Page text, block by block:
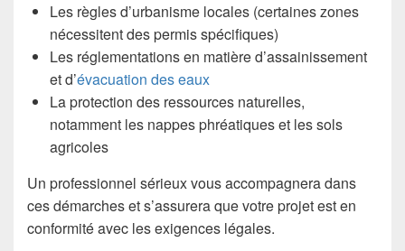
Les règles d’urbanisme locales (certaines zones
nécessitent des permis spécifiques)
Les réglementations en matière d’assainissement
et d’évacuation des eaux
La protection des ressources naturelles,
notamment les nappes phréatiques et les sols
agricoles
Un professionnel sérieux vous accompagnera dans
ces démarches et s’assurera que votre projet est en
conformité avec les exigences légales.